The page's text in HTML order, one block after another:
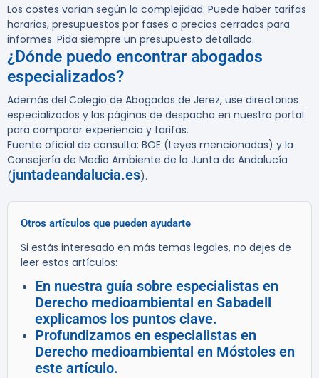
Los costes varían según la complejidad. Puede haber tarifas
horarias, presupuestos por fases o precios cerrados para
informes. Pida siempre un presupuesto detallado.
¿Dónde puedo encontrar abogados
especializados?
Además del Colegio de Abogados de Jerez, use directorios
especializados y las páginas de despacho en nuestro portal
para comparar experiencia y tarifas.
Fuente oficial de consulta: BOE (Leyes mencionadas) y la
Consejería de Medio Ambiente de la Junta de Andalucía
(juntadeandalucia.es).
Otros artículos que pueden ayudarte
Si estás interesado en más temas legales, no dejes de
leer estos artículos:
En nuestra guía sobre especialistas en
Derecho medioambiental en Sabadell
explicamos los puntos clave.
Profundizamos en especialistas en
Derecho medioambiental en Móstoles en
este artículo.